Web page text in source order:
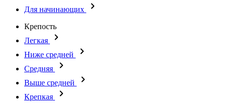
Для начинающих
Крепость
Легкая
Ниже средней
Средняя
Выше средней
Крепкая